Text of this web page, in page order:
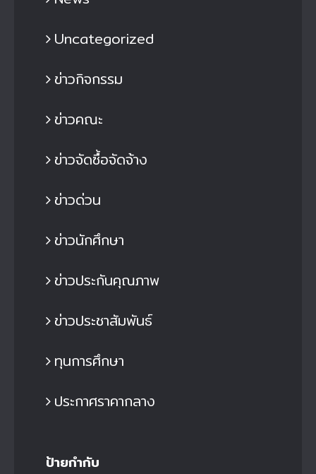
Uncategorized
ข่าวกิจกรรม
ข่าวคณะ
ข่าวจัดซื้อจัดจ้าง
ข่าวด่วน
ข่าวนักศึกษา
ข่าวประกันคุณภาพ
ข่าวประชาสัมพันธ์
ทุนการศึกษา
ประกาศราคากลาง
ป้ายกำกับ